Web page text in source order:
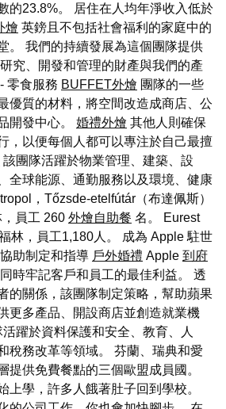
的23.8%。 居住在人均年淨收入低於
燴 英鎊且不包括社會福利的家庭中的
。 我們的持續發展為這個團隊提供
究、開發和管理的財產與我們的產
零食服務 BUFFET外燴 團隊的一些
優質的材料，將空間改造成商店、公
開發中心。 婚禮外燴 其他人則確保
，以便每個人都可以專注於自己最擅
該團隊活躍於物業管理、建築、設
全球能源、通勤服務以及環境、健康
，Tőzsde-etelfútár（布達佩斯）
員工 260 外燴自助餐 名。 Eurest
林，員工1,180人。 成為 Apple 駐世
助制定和指導 戶外婚禮 Apple 到府
時牢記客戶和員工的最佳利益。 透
的關係，該團隊制定策略，幫助蘋果
更多產品、開設商店並創造就業機
躍於資料保護和安全、教育、人
稅務改革等領域。 芬蘭、瑞典和愛
提供免費餐點的三個歐盟成員國。
上學，許多人餓著肚子回到學校。